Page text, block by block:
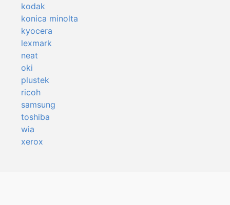
kodak
konica minolta
kyocera
lexmark
neat
oki
plustek
ricoh
samsung
toshiba
wia
xerox